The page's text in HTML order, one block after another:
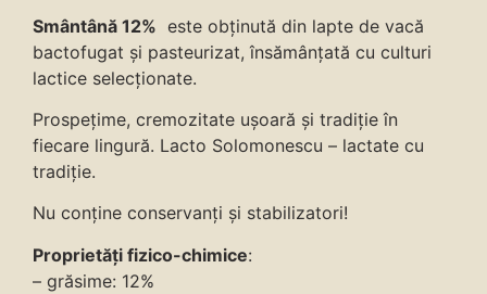
Smântână 12% este obținută din lapte de vacă
bactofugat și pasteurizat, însămânțată cu culturi
lactice selecționate.
Prospețime, cremozitate ușoară și tradiție în
fiecare lingură. Lacto Solomonescu – lactate cu
tradiție.
Nu conține conservanți și stabilizatori!
Proprietăți fizico-chimice:
– grăsime: 12%